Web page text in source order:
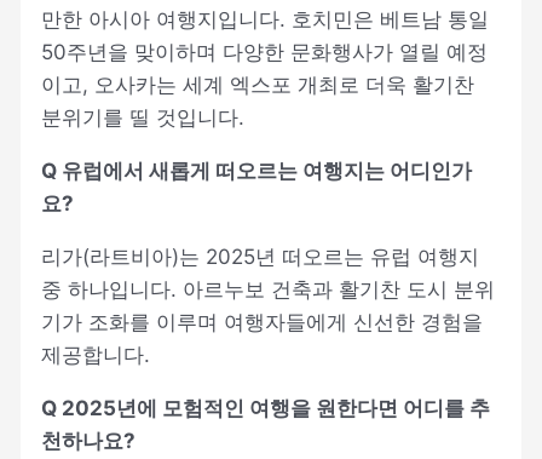
만한 아시아 여행지입니다. 호치민은 베트남 통일
50주년을 맞이하며 다양한 문화행사가 열릴 예정
이고, 오사카는 세계 엑스포 개최로 더욱 활기찬
분위기를 띨 것입니다.
Q 유럽에서 새롭게 떠오르는 여행지는 어디인가
요?
리가(라트비아)는 2025년 떠오르는 유럽 여행지
중 하나입니다. 아르누보 건축과 활기찬 도시 분위
기가 조화를 이루며 여행자들에게 신선한 경험을
제공합니다.
Q 2025년에 모험적인 여행을 원한다면 어디를 추
천하나요?